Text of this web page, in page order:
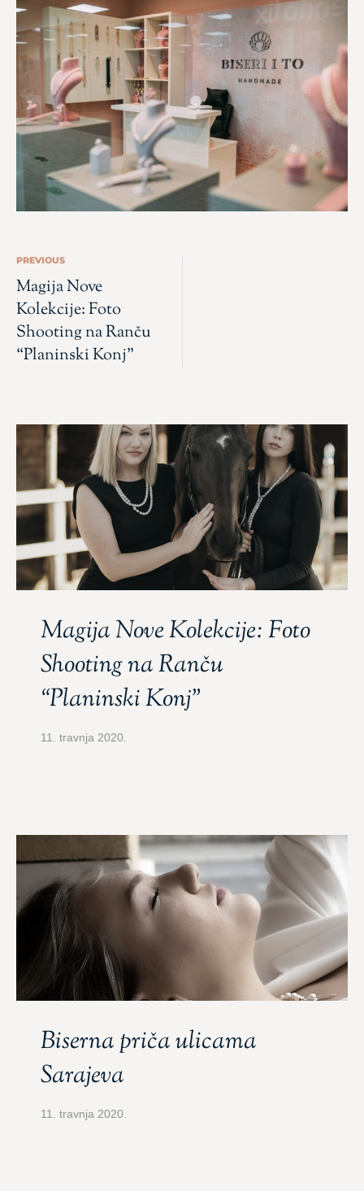
PREVIOUS
Magija Nove
Kolekcije: Foto
Shooting na Ranču
“Planinski Konj”
Magija Nove Kolekcije: Foto
Shooting na Ranču
“Planinski Konj”
11. travnja 2020.
Biserna priča ulicama
Sarajeva
11. travnja 2020.